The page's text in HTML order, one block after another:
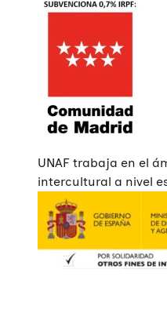
UNAF trabaja en el
intercultural a nivel